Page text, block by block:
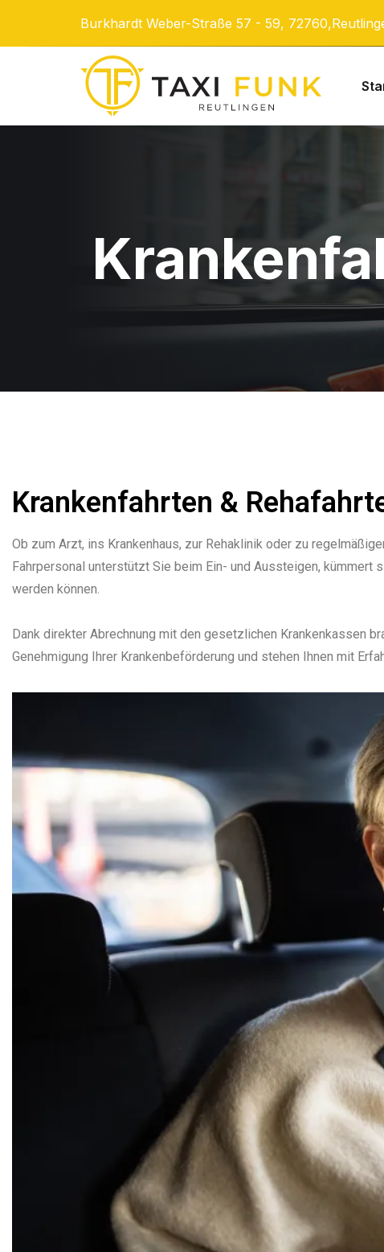
Burkhardt Weber-Straße 57 - 59,
Krankenfahrten &
Ob zum Arzt, ins Krankenhaus, zur Rehaklinik oder zu
Fahrpersonal unterstützt Sie beim Ein- und Aussteigen,
werden können.
Dank direkter Abrechnung mit den gesetzlichen Krankenkassen
Genehmigung Ihrer Krankenbeförderung und stehen Ihnen mit